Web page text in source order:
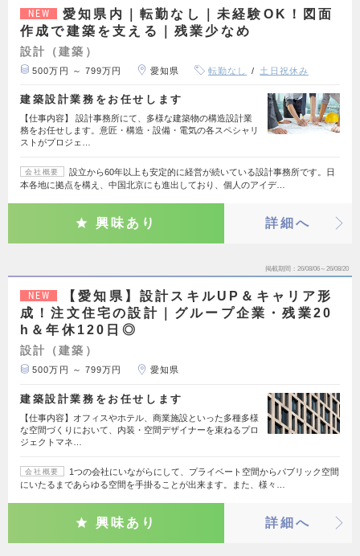
NEW
愛知県内｜転勤なし｜未経験OK！図面
作成で建築を支える｜残業少なめ
設計（建築）
500万円 ～ 799万円 愛知県 転勤なし 土日祝休み
建築設計業務をお任せします
【仕事内容】 設計事務所にて、多様な建築物の構造設計業
務をお任せします。意匠・構造・設備・電気の各スペシャリ
ストがプロジェ…
会社概要
設立から60年以上も安定的に経営が続いている設計事務所です。日
本各地に拠点を構え、中国北京にも進出しており、個人のアイデ…
興味あり 詳細へ
掲載期間 26/08/06～26/08/20
NEW
【愛知県】設計スキルUP＆キャリア形
成！注文住宅の設計｜グループ企業・残業20
h＆年休120日◎
設計（建築）
500万円 ～ 799万円 愛知県
建築設計業務をお任せします
【仕事内容】オフィスやホテル、商業施設といった多種多様
な空間づくりにおいて、内装・空間デザイナーを束ねるプロ
ジェクトマネ…
会社概要
1つの会社にいながらにして、プライベート空間からパブリック空間
にいたるまであらゆる空間を手掛ることが出来ます。また、様々…
興味あり 詳細へ